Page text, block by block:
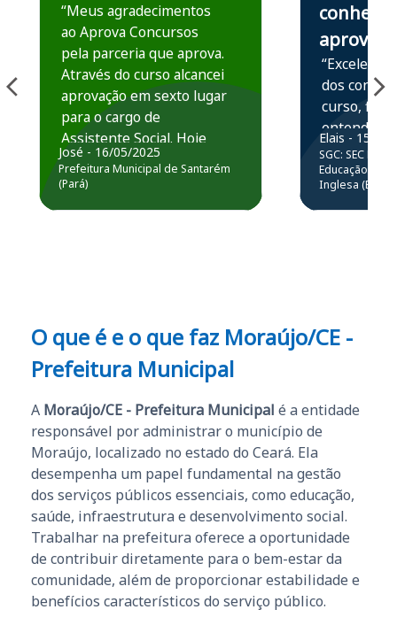
“Meus agradecimentos
ao Aprova Concursos
pela parceria que aprova.
Através do curso alcancei
aprovação em sexto lugar
para o cargo de
Assistente Social. Hoje
estou atuando na
Prefeitura de Santarém.
José - 16/05/2025
Prefeitura Municipal de Santarém
(Pará)
conhece,
aprova
“Excelente
dos
curso,
entender e
prática
resolução
questões.”
Elais - 15/07/
SGC: SEC BA
Educação
Inglesa (Edital
O que é e o que faz Moraújo/CE -
Prefeitura Municipal
A Moraújo/CE - Prefeitura Municipal é a entidade
responsável por administrar o município de
Moraújo, localizado no estado do Ceará. Ela
desempenha um papel fundamental na gestão
dos serviços públicos essenciais, como educação,
saúde, infraestrutura e desenvolvimento social.
Trabalhar na prefeitura oferece a oportunidade
de contribuir diretamente para o bem-estar da
comunidade, além de proporcionar estabilidade e
benefícios característicos do serviço público.